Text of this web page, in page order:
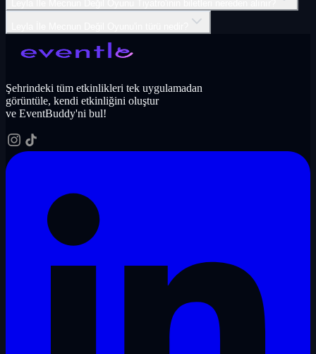
Şehrindeki tüm etkinlikleri tek uygulamadan
görüntüle, kendi etkinliğini oluştur
ve EventBuddy'ni bul!